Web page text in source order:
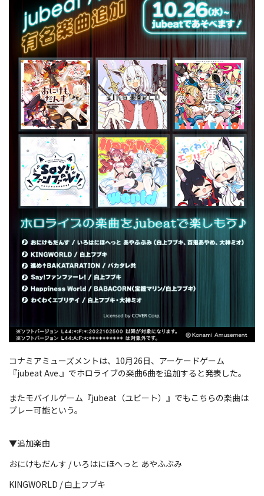
コナミアミューズメントは、10月26日、アーケードゲーム
『jubeat Ave.』でホロライブの楽曲6曲を追加すると発表した。
またモバイルゲーム『jubeat（ユビート）』でもこちらの楽曲は
プレー可能という。
▼追加楽曲
おにけもだんす / いろはにほへっと あやふぶみ
KINGWORLD / 白上フブキ